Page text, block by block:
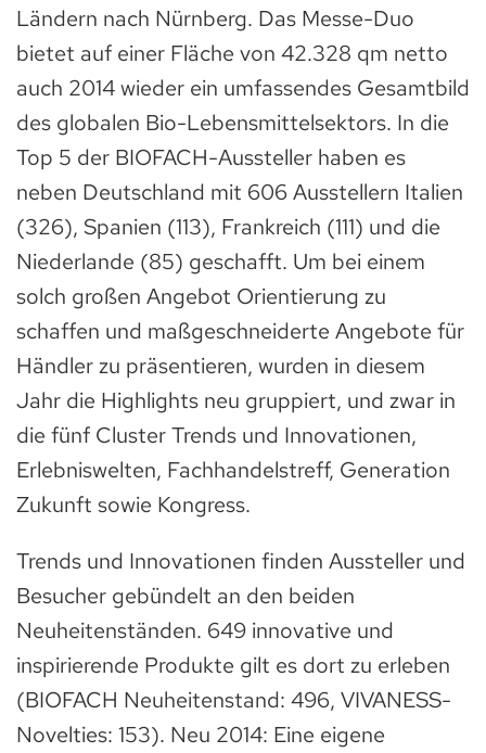
Ländern nach Nürnberg. Das Messe-Duo
bietet auf einer Fläche von 42.328 qm netto
auch 2014 wieder ein umfassendes Gesamtbild
des globalen Bio-Lebensmittelsektors. In die
Top 5 der BIOFACH-Aussteller haben es
neben Deutschland mit 606 Ausstellern Italien
(326), Spanien (113), Frankreich (111) und die
Niederlande (85) geschafft. Um bei einem
solch großen Angebot Orientierung zu
schaffen und maßgeschneiderte Angebote für
Händler zu präsentieren, wurden in diesem
Jahr die Highlights neu gruppiert, und zwar in
die fünf Cluster Trends und Innovationen,
Erlebniswelten, Fachhandelstreff, Generation
Zukunft sowie Kongress.
Trends und Innovationen finden Aussteller und
Besucher gebündelt an den beiden
Neuheitenständen. 649 innovative und
inspirierende Produkte gilt es dort zu erleben
(BIOFACH Neuheitenstand: 496, VIVANESS-
Novelties: 153). Neu 2014: Eine eigene